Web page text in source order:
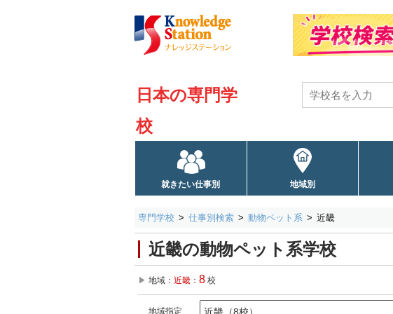
日本の専門学
校
就きたい仕事別 地域別
専門学校 仕事別検索 動物ペット系 近畿
近畿の動物ペット系学校
地域： 近畿 ： 8 校
地域指定